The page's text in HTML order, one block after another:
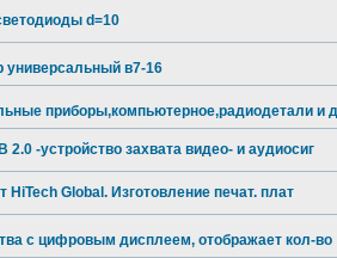
d=10
универсальный в7-16
приборы,компьютерное,радиодетали и
2.0 -устройство захвата видео- и аудиосиг
Global. Изготовление печат. плат
с цифровым дисплеем, отображает кол-во